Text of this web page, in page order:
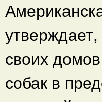
своих
собак в